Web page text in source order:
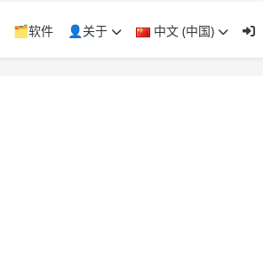
🗂️软件 👤关于 中文 (中国)